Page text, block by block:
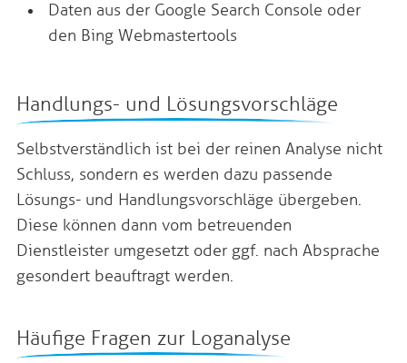
Daten aus der Google Search Console oder
den Bing Webmastertools
Handlungs- und Lösungsvorschläge
Selbstverständlich ist bei der reinen Analyse nicht
Schluss, sondern es werden dazu passende
Lösungs- und Handlungsvorschläge übergeben.
Diese können dann vom betreuenden
Dienstleister umgesetzt oder ggf. nach Absprache
gesondert beauftragt werden.
Häufige Fragen zur Loganalyse